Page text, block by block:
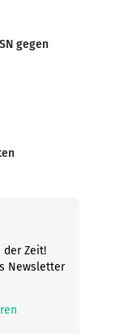
gegen
der Zeit!
Newsletter